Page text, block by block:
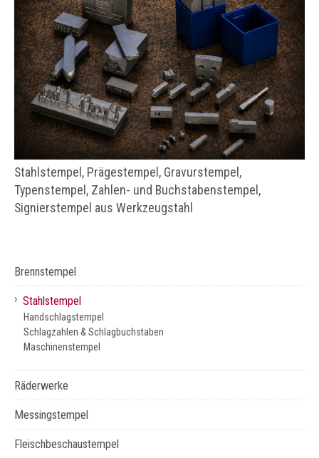
Stahlstempel, Prägestempel, Gravurstempel,
Typenstempel, Zahlen- und Buchstabenstempel,
Signierstempel aus Werkzeugstahl
Brennstempel
› Stahlstempel
Handschlagstempel
Schlagzahlen & Schlagbuchstaben
Maschinenstempel
Räderwerke
Messingstempel
Fleischbeschaustempel